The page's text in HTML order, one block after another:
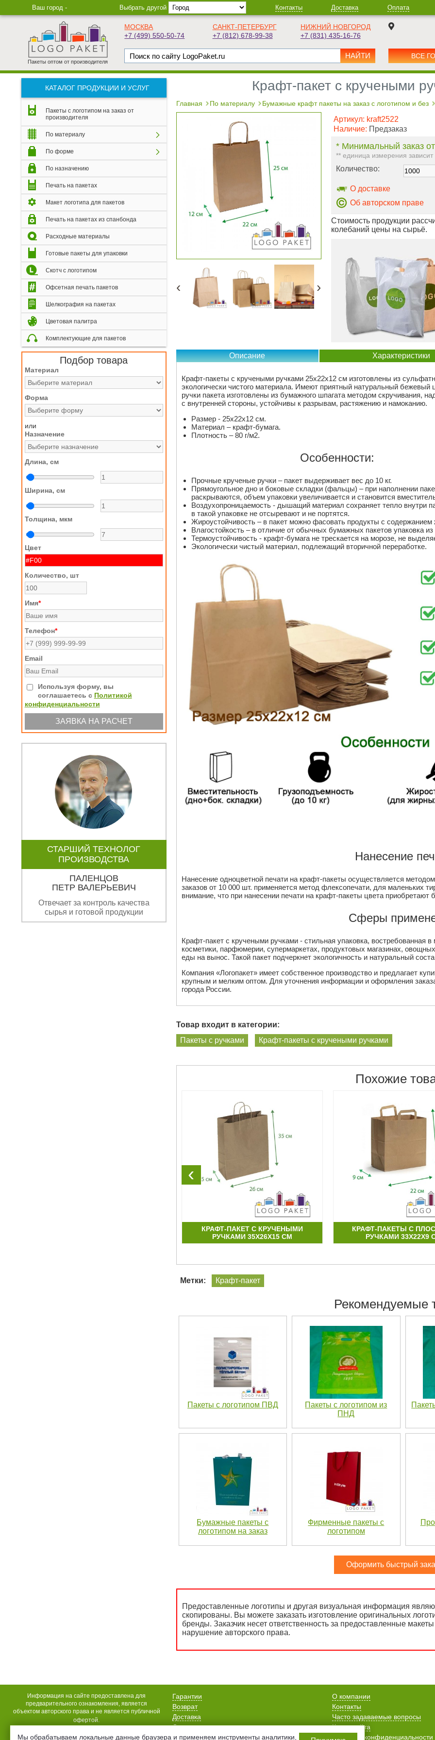
Ваш город - Выбрать другой Контакты Доставка Оплата
Пакеты оптом от производителя
МОСКВА
+7 (499) 550-50-74
САНКТ-ПЕТЕРБУРГ
+7 (812) 678-99-38
НИЖНИЙ НОВГОРОД
+7 (831) 435-16-76
ВСЕ
КАТАЛОГ ПРОДУКЦИИ И УСЛУГ
Пакеты с логотипом на заказ от
производителя
По материалу
По форме
По назначению
Печать на пакетах
Макет логотипа для пакетов
Печать на пакетах из спанбонда
Расходные материалы
Готовые пакеты для упаковки
Скотч с логотипом
Офсетная печать пакетов
Шелкография на пакетах
Цветовая палитра
Комплектующие для пакетов
Подбор товара
Материал
Форма
или
Назначение
Длина, см
Ширина, см
Толщина, мкм
Цвет
Количество, шт
Имя*
Телефон*
Email
Используя форму, вы
соглашаетесь с Политикой
конфиденциальности
СТАРШИЙ ТЕХНОЛОГ
ПРОИЗВОДСТВА
ПАЛЕНЦОВ
ПЕТР ВАЛЕРЬЕВИЧ
Отвечает за контроль качества
сырья и готовой продукции
Крафт-пакет с кручеными
Главная По материалу Бумажные крафт пакеты на заказ с логотипом и без
‹ ›
Артикул: kraft2522
Наличие: Предзаказ
* Минимальный заказ
** единица измерения
Количество:
О доставке
Об авторском праве
Стоимость продукции
колебаний цены на сырьё.
Описание Характеристики
Крафт-пакеты с кручеными ручками 25х22х12 см изготовлены из
экологически чистого материала. Имеют приятный натуральный бежевый
ручки пакета изготовлены из бумажного шпагата методом скручивания,
с внутренней стороны, устойчивы к разрывам, растяжению и намоканию.
Размер - 25х22х12 см.
Материал – крафт-бумага.
Плотность – 80 г/м2.
Особенности:
Прочные крученые ручки – пакет выдерживает вес до 10 кг.
Прямоугольное дно и боковые складки (фальцы) – при наполнении
раскрываются, объем упаковки увеличивается и становится
Воздухопроницаемость - дышащий материал сохраняет тепло внутри
в такой упаковке не отсыревают и не портятся.
Жироустойчивость – в пакет можно фасовать продукты с содержанием
Влагостойкость – в отличие от обычных бумажных пакетов упаковка
Термоустойчивость - крафт-бумага не трескается на морозе, не
Экологически чистый материал, подлежащий вторичной переработке.
Нанесение
Нанесение одноцветной печати на крафт-пакеты осуществляется
заказов от 10 000 шт. применяется метод флексопечати, для маленьких
внимание, что при нанесении печати на крафт-пакеты цвета приобретают
Сферы
Крафт-пакет с кручеными ручками - стильная упаковка, востребованная в
косметики, парфюмерии, супермаркетах, продуктовых магазинах,
еды на вынос. Такой пакет подчеркнет экологичность и натуральный
Компания «Логопакет» имеет собственное производство и предлагает
крупным и мелким оптом. Для уточнения информации и оформления
города России.
Товар входит в категории:
Пакеты с ручками
Крафт-пакеты с кручеными ручками
Похожие
КРАФТ-ПАКЕТ С КРУЧЕНЫМИ
РУЧКАМИ 35Х26Х15 СМ
КРАФТ-ПАКЕТЫ С
РУЧКАМИ 33Х22Х9
‹
Метки: Крафт-пакет
Рекомендуемые
Пакеты с логотипом ПВД
Пакеты с логотипом из
ПНД
Бумажные пакеты с
логотипом на заказ
Фирменные пакеты с
логотипом
Оформить быстрый
Предоставленные логотипы и другая визуальная информация
скопированы. Вы можете заказать изготовление оригинальных
бренды. Заказчик несет ответственность за предоставленные
нарушение авторского права.
Информация на сайте предоставлена для
предварительного ознакомления, является
объектом авторского права и не является публичной
офертой.
Гарантии
Возврат
Доставка
Оплата
Акции
О компании
Контакты
Часто задаваемые вопросы
Карта сайта
Политика конфиденциальности
Мы обрабатываем локальные данные браузера и применяем инструменты аналитики,